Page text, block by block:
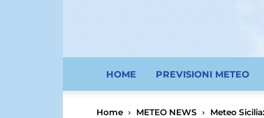
HOME PREVISIONI METEO
Home METEO NEWS Meteo